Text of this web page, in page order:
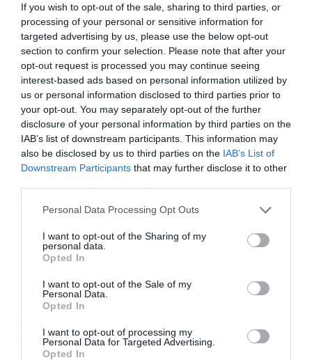
If you wish to opt-out of the sale, sharing to third parties, or
processing of your personal or sensitive information for
targeted advertising by us, please use the below opt-out
section to confirm your selection. Please note that after your
opt-out request is processed you may continue seeing
interest-based ads based on personal information utilized by
us or personal information disclosed to third parties prior to
your opt-out. You may separately opt-out of the further
disclosure of your personal information by third parties on the
IAB’s list of downstream participants. This information may
also be disclosed by us to third parties on the IAB’s List of
Downstream Participants that may further disclose it to other
Personal Data Processing Opt Outs
I want to opt-out of the Sharing of my
personal data.
Opted In
I want to opt-out of the Sale of my
Personal Data.
Opted In
I want to opt-out of processing my
Personal Data for Targeted Advertising.
Opted In
Διαβάστε επίσης
Γιατί δεν πέφτει η τιμή της σοκολάτας, παρά τη
μεγάλη πτώση του κακάο
Στο κόκκινο η Wall Street με τα ομόλογα να
απειλούν τη bull market
Πετρέλαιο: Μικρή υποχώρηση στις τιμές,
Ακολουθήστε το Powergame.gr στο
Google
Newsγια άμεση και έγκυρη οικονομική
ΠΛΗΘΩΡΙΣΜΟΣ
Εγγραφή στο
newsletter
Αποδέχομαι τους